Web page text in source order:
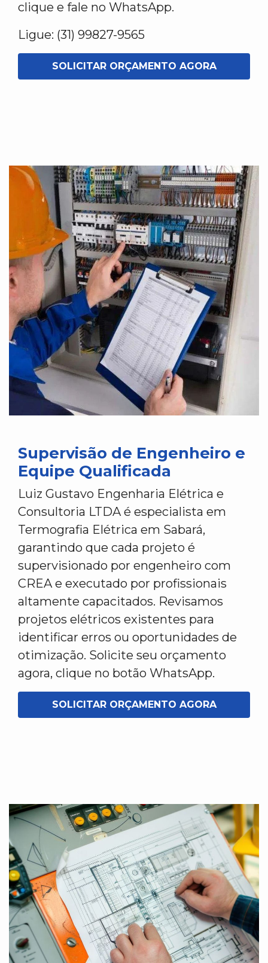
clique e fale no WhatsApp.
Ligue: (31) 99827-9565
SOLICITAR ORÇAMENTO AGORA
Supervisão de Engenheiro e
Equipe Qualificada
Luiz Gustavo Engenharia Elétrica e
Consultoria LTDA é especialista em
Termografia Elétrica em Sabará,
garantindo que cada projeto é
supervisionado por engenheiro com
CREA e executado por profissionais
altamente capacitados. Revisamos
projetos elétricos existentes para
identificar erros ou oportunidades de
otimização. Solicite seu orçamento
agora, clique no botão WhatsApp.
SOLICITAR ORÇAMENTO AGORA